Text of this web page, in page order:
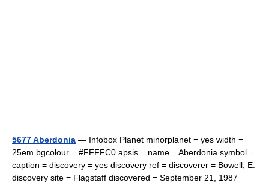
5677 Aberdonia — Infobox Planet minorplanet = yes width =
25em bgcolour = #FFFFC0 apsis = name = Aberdonia symbol =
caption = discovery = yes discovery ref = discoverer = Bowell, E.
discovery site = Flagstaff discovered = September 21, 1987